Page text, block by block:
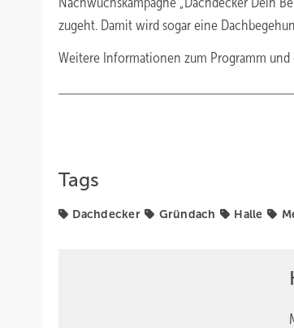
zugeht. Damit wird sogar eine
Weitere Informationen zum Programm
Tags
Dachdecker Gründach Halle